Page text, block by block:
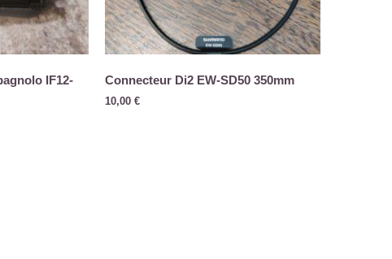
IF12-
Connecteur Di2 EW-SD50 350mm
10,00 €